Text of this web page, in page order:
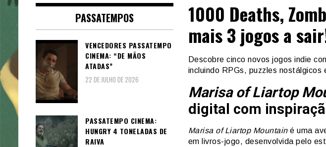
1000 Deaths,
mais 3 jogos a
Descobre cinco novos jogos indie
incluindo RPGs, puzzles
Marisa of Liartop
digital com
Marisa of Liartop Mountainé uma
em livros-jogo, desenvolvida pelo
PASSATEMPOS
VENCEDORES PASSATEMPO
CINEMA: “DE MÃOS
ATADAS”
22 DE JULHO DE 2026
PASSATEMPO CINEMA:
HUNGRY 4 TONELADAS DE
RAIVA